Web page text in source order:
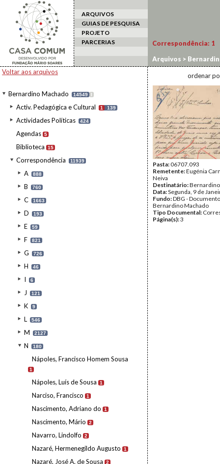
ARQUIVOS
GUIAS DE PESQUISA
PROJETO
PARCERIAS
Voltar aos arquivos
Bernardino Machado 14549 I
Activ. Pedagógica e Cultural 1 139
Actividades Políticas 424
Agendas 5
Biblioteca 15
Correspondência 11939
A 888
B 760
C 1663
D 193
E 59
F 821
G 726
H 46
I 6
J 121
K 9
L 546
M 2127
N 180
Nápoles, Francisco Homem Sousa
1
Nápoles, Luís de Sousa 1
Narciso, Francisco 1
Nascimento, Adriano do 1
Nascimento, Mário 2
Navarro, Lindolfo 2
Nazaré, Hermenegildo Augusto 1
Nazaré, José A. de Sousa 2
Correspondência: 1
Arquivos >
ordenar
Pasta:06707.093
Remetente:Eugénia
Neiva
Destinatário:
Data:Segunda, 9 de
Fundo:DBG -
Bernardino Machado
Tipo Documental:
Página(s):3